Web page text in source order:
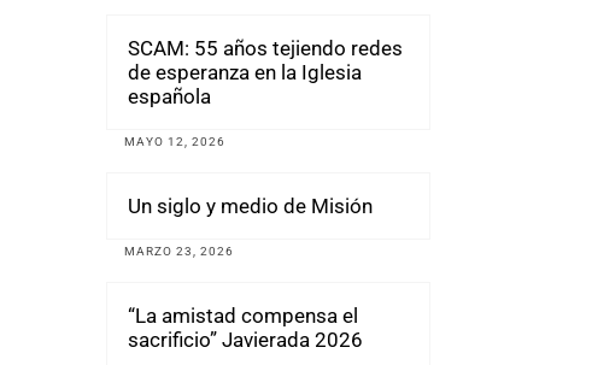
SCAM: 55 años tejiendo redes
de esperanza en la Iglesia
española
MAYO 12, 2026
Un siglo y medio de Misión
MARZO 23, 2026
“La amistad compensa el
sacrificio” Javierada 2026